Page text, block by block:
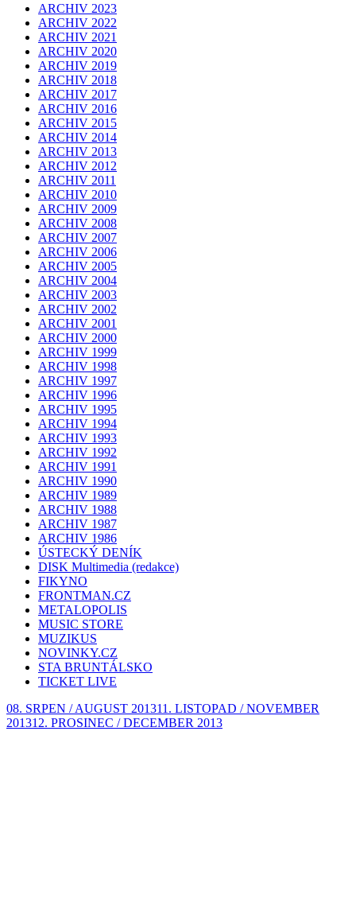
ARCHIV 2023
ARCHIV 2022
ARCHIV 2021
ARCHIV 2020
ARCHIV 2019
ARCHIV 2018
ARCHIV 2017
ARCHIV 2016
ARCHIV 2015
ARCHIV 2014
ARCHIV 2013
ARCHIV 2012
ARCHIV 2011
ARCHIV 2010
ARCHIV 2009
ARCHIV 2008
ARCHIV 2007
ARCHIV 2006
ARCHIV 2005
ARCHIV 2004
ARCHIV 2003
ARCHIV 2002
ARCHIV 2001
ARCHIV 2000
ARCHIV 1999
ARCHIV 1998
ARCHIV 1997
ARCHIV 1996
ARCHIV 1995
ARCHIV 1994
ARCHIV 1993
ARCHIV 1992
ARCHIV 1991
ARCHIV 1990
ARCHIV 1989
ARCHIV 1988
ARCHIV 1987
ARCHIV 1986
ÚSTECKÝ DENÍK
DISK Multimedia (redakce)
FIKYNO
FRONTMAN.CZ
METALOPOLIS
MUSIC STORE
MUZIKUS
NOVINKY.CZ
STA BRUNTÁLSKO
TICKET LIVE
08. SRPEN / AUGUST 201311. LISTOPAD / NOVEMBER
201312. PROSINEC / DECEMBER 2013